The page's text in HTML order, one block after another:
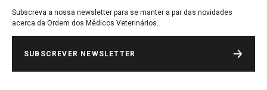
Subscreva a nossa newsletter para se manter a par das novidades
acerca da Ordem dos Médicos Veterinários.
SUBSCREVER NEWSLETTER